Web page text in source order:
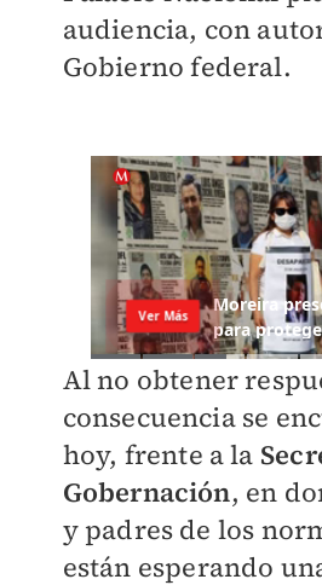
audiencia, con
Gobierno federal.
Al no obtener
consecuencia se
hoy, frente a la
Gobernación, en
y padres de los
están esperando